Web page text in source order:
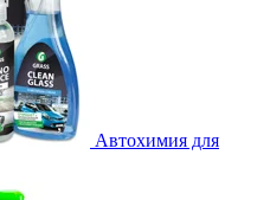
Автохимия для